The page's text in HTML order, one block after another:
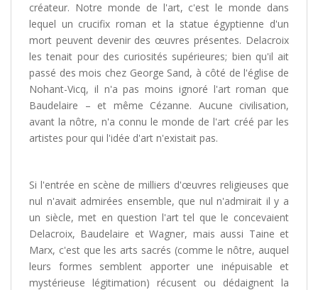
créateur. Notre monde de l'art, c'est le monde dans
lequel un crucifix roman et la statue égyptienne d'un
mort peuvent devenir des œuvres présentes. Delacroix
les tenait pour des curiosités supérieures; bien qu'il ait
passé des mois chez George Sand, à côté de l'église de
Nohant-Vicq, il n'a pas moins ignoré l'art roman que
Baudelaire – et même Cézanne. Aucune civilisation,
avant la nôtre, n'a connu le monde de l'art créé par les
artistes pour qui l'idée d'art n'existait pas.
Si l'entrée en scène de milliers d'œuvres religieuses que
nul n'avait admirées ensemble, que nul n'admirait il y a
un siècle, met en question l'art tel que le concevaient
Delacroix, Baudelaire et Wagner, mais aussi Taine et
Marx, c'est que les arts sacrés (comme le nôtre, auquel
leurs formes semblent apporter une inépuisable et
mystérieuse légitimation) récusent ou dédaignent la